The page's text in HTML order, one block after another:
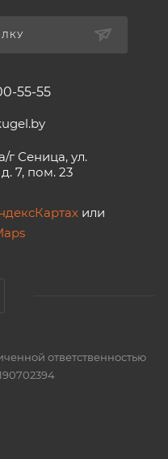
55-55
г Сеница, ул.
7, пом. 23
или
ответственностью